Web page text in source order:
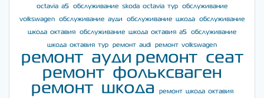
octavia a5
обслуживание skoda octavia тур
обслуживание
volkswagen
обслуживание ауди обслуживание шкода
обслуживание
шкода октавия
обслуживание шкода октавия а5
обслуживание
шкода октавия тур
ремонт audi ремонт volkswagen
ремонт ауди ремонт сеат
ремонт фольксваген
ремонт шкода
ремонт шкода октавия